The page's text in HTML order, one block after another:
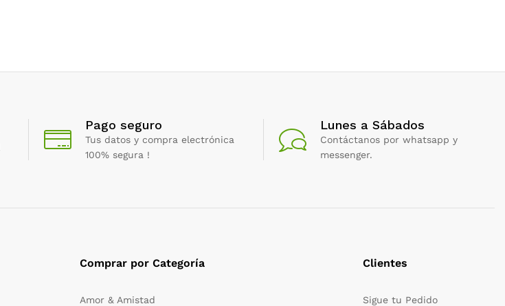
Pago seguro
Tus datos y compra electrónica
100% segura !
Lunes a Sábados
Contáctanos por whatsapp y
messenger.
Comprar por Categoría
Amor & Amistad
Clientes
Sigue tu Pedido